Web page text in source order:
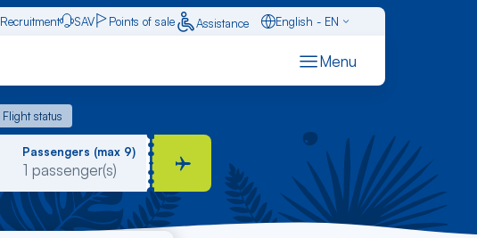
Recruitment SAV Points of sale Assistance
English - EN
Menu
Flight status
Flight status
Passengers (max 9)